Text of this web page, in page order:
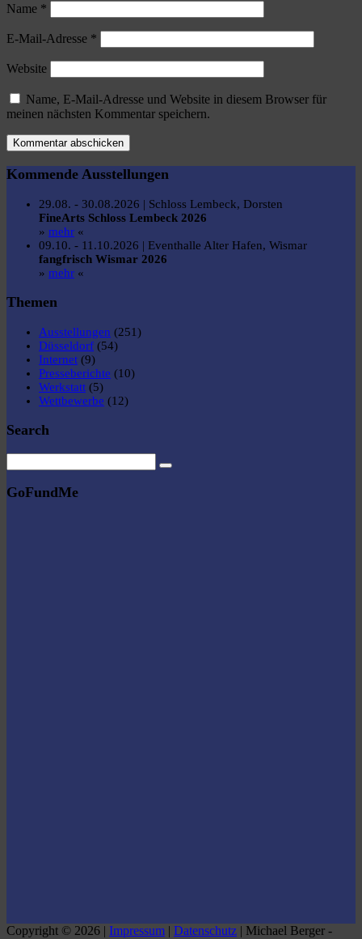
Name *
E-Mail-Adresse *
Website
Name, E-Mail-Adresse und Website in diesem Browser für
meinen nächsten Kommentar speichern.
Kommende Ausstellungen
29.08. - 30.08.2026 | Schloss Lembeck, Dorsten
FineArts Schloss Lembeck 2026
» mehr «
09.10. - 11.10.2026 | Eventhalle Alter Hafen, Wismar
fangfrisch Wismar 2026
» mehr «
Themen
Ausstellungen (251)
Düsseldorf (54)
Internet (9)
Presseberichte (10)
Werkstatt (5)
Wettbewerbe (12)
Search
GoFundMe
Copyright © 2026 | Impressum | Datenschutz | Michael Berger -